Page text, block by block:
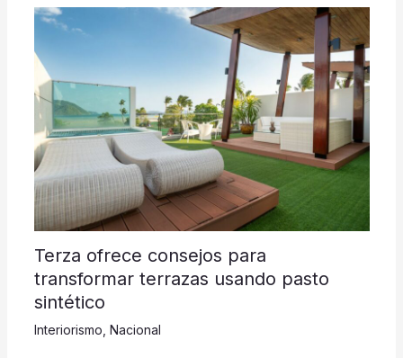
Terza ofrece consejos para
transformar terrazas usando pasto
sintético
Interiorismo Nacional